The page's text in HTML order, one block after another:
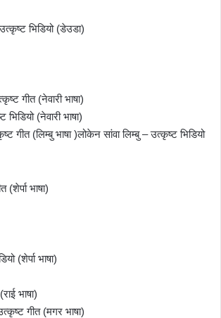
भिडियो (डेउडा)
गीत (नेवारी भाषा)
(नेवारी भाषा)
गीत (लिम्बु भाषा )लोकेन सांवा लिम्बु – उत्कृष्ट भिडियो
(शेर्पा भाषा)
(शेर्पा भाषा)
भाषा)
गीत (मगर भाषा)